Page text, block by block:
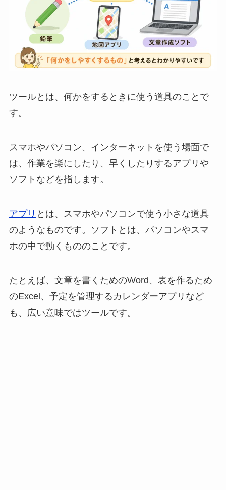
ツールとは、何かをするときに使う道具のことで
す。
スマホやパソコン、インターネットを使う場面で
は、作業を楽にしたり、早くしたりするアプリや
ソフトなどを指します。
アプリ とは、スマホやパソコンで使う小さな道具
のようなものです。ソフトとは、パソコンやスマ
ホの中で動くもののことです。
たとえば、文章を書くためのWord、表を作るため
のExcel、予定を管理するカレンダーアプリなど
も、広い意味ではツールです。